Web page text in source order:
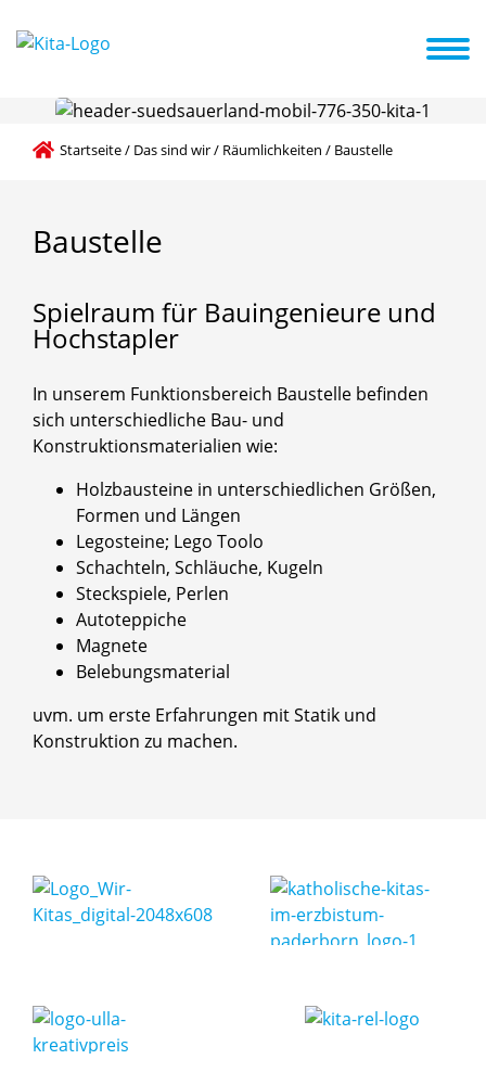
Aktuelles + Termine
Startseite/ Das sind wir/ Räumlichkeiten / Baustelle
Baustelle
Spielraum für Bauingenieure und
Hochstapler
In unserem Funktionsbereich Baustelle befinden
sich unterschiedliche Bau- und
Konstruktionsmaterialien wie:
Holzbausteine in unterschiedlichen Größen,
Formen und Längen
Legosteine; Lego Toolo
Schachteln, Schläuche, Kugeln
Steckspiele, Perlen
Autoteppiche
Magnete
Belebungsmaterial
uvm. um erste Erfahrungen mit Statik und
Konstruktion zu machen.